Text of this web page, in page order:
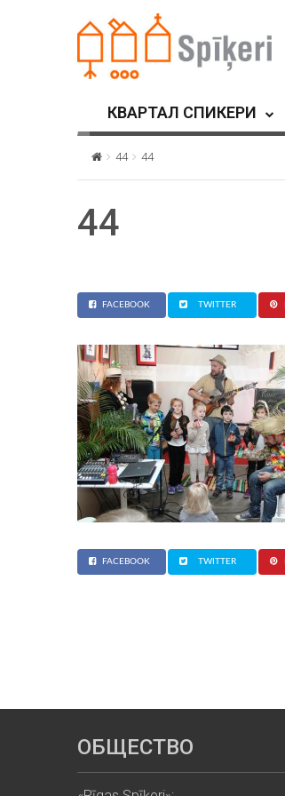
КВАРТАЛ СПИКЕРИ
44 44
44
FACEBOOK TWITTER
FACEBOOK TWITTER
ОБЩЕСТВО